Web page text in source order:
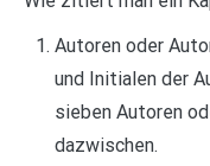
Autoren oder
und Initialen der
sieben Autoren
dazwischen.